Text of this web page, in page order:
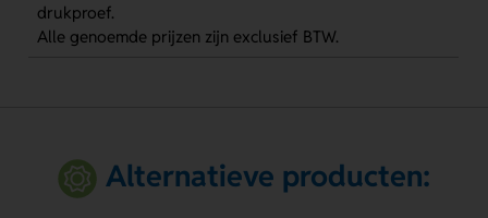
drukproef.
Alle genoemde prijzen zijn exclusief BTW.
Alternatieve producten: